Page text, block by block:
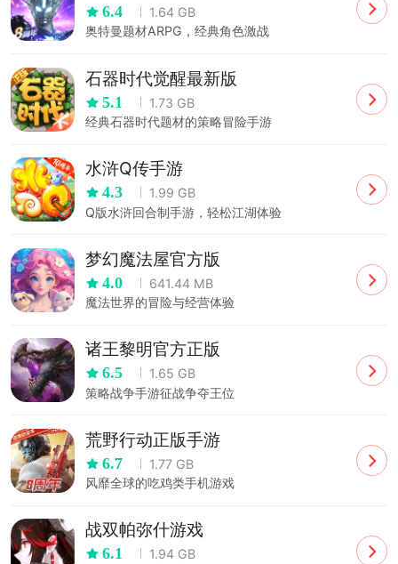
6.4
1.64 GB
奥特曼题材ARPG，经典角色激战
石器时代觉醒最新版
5.1
1.73 GB
经典石器时代题材的策略冒险手游
水浒Q传手游
4.3
1.99 GB
Q版水浒回合制手游，轻松江湖体验
梦幻魔法屋官方版
4.0
641.44 MB
魔法世界的冒险与经营体验
诸王黎明官方正版
6.5
1.65 GB
策略战争手游征战争夺王位
荒野行动正版手游
6.7
1.77 GB
风靡全球的吃鸡类手机游戏
战双帕弥什游戏
6.1
1.94 GB